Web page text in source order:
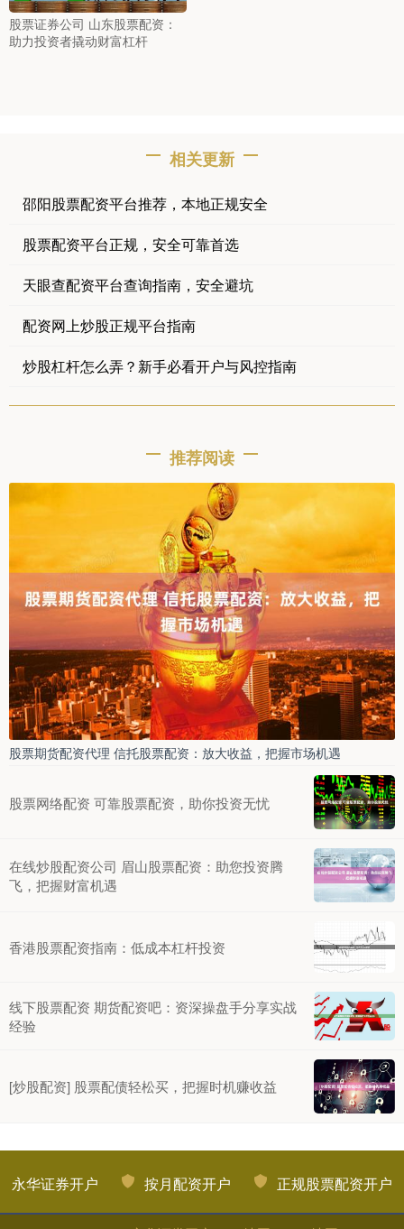
股票证券公司 山东股票配资：
助力投资者撬动财富杠杆
相关更新
邵阳股票配资平台推荐，本地正规安全
股票配资平台正规，安全可靠首选
天眼查配资平台查询指南，安全避坑
配资网上炒股正规平台指南
炒股杠杆怎么弄？新手必看开户与风控指南
推荐阅读
股票期货配资代理 信托股票配资：放大收益，把握市场机遇
股票网络配资 可靠股票配资，助你投资无忧
在线炒股配资公司 眉山股票配资：助您投资腾
飞，把握财富机遇
香港股票配资指南：低成本杠杆投资
线下股票配资 期货配资吧：资深操盘手分享实战
经验
[炒股配资] 股票配债轻松买，把握时机赚收益
永华证券开户 按月配资开户 正规股票配资开户